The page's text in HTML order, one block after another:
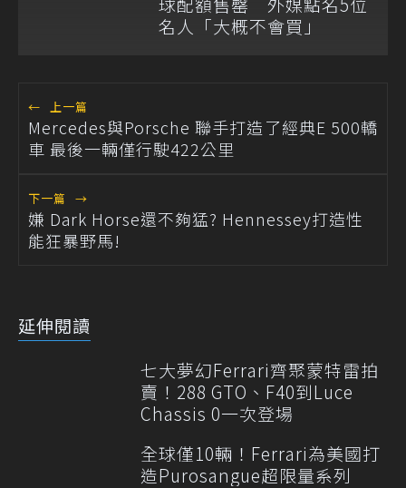
名人「大概不會買」
← 上一篇
Mercedes與Porsche 聯手打造了經典E 500轎
車 最後一輛僅行駛422公里
下一篇 →
嫌 Dark Horse還不夠猛? Hennessey打造性
能狂暴野馬!
延伸閱讀
七大夢幻Ferrari齊聚蒙特雷拍
賣！288 GTO、F40到Luce
Chassis 0一次登場
全球僅10輛！Ferrari為美國打
造Purosangue超限量系列